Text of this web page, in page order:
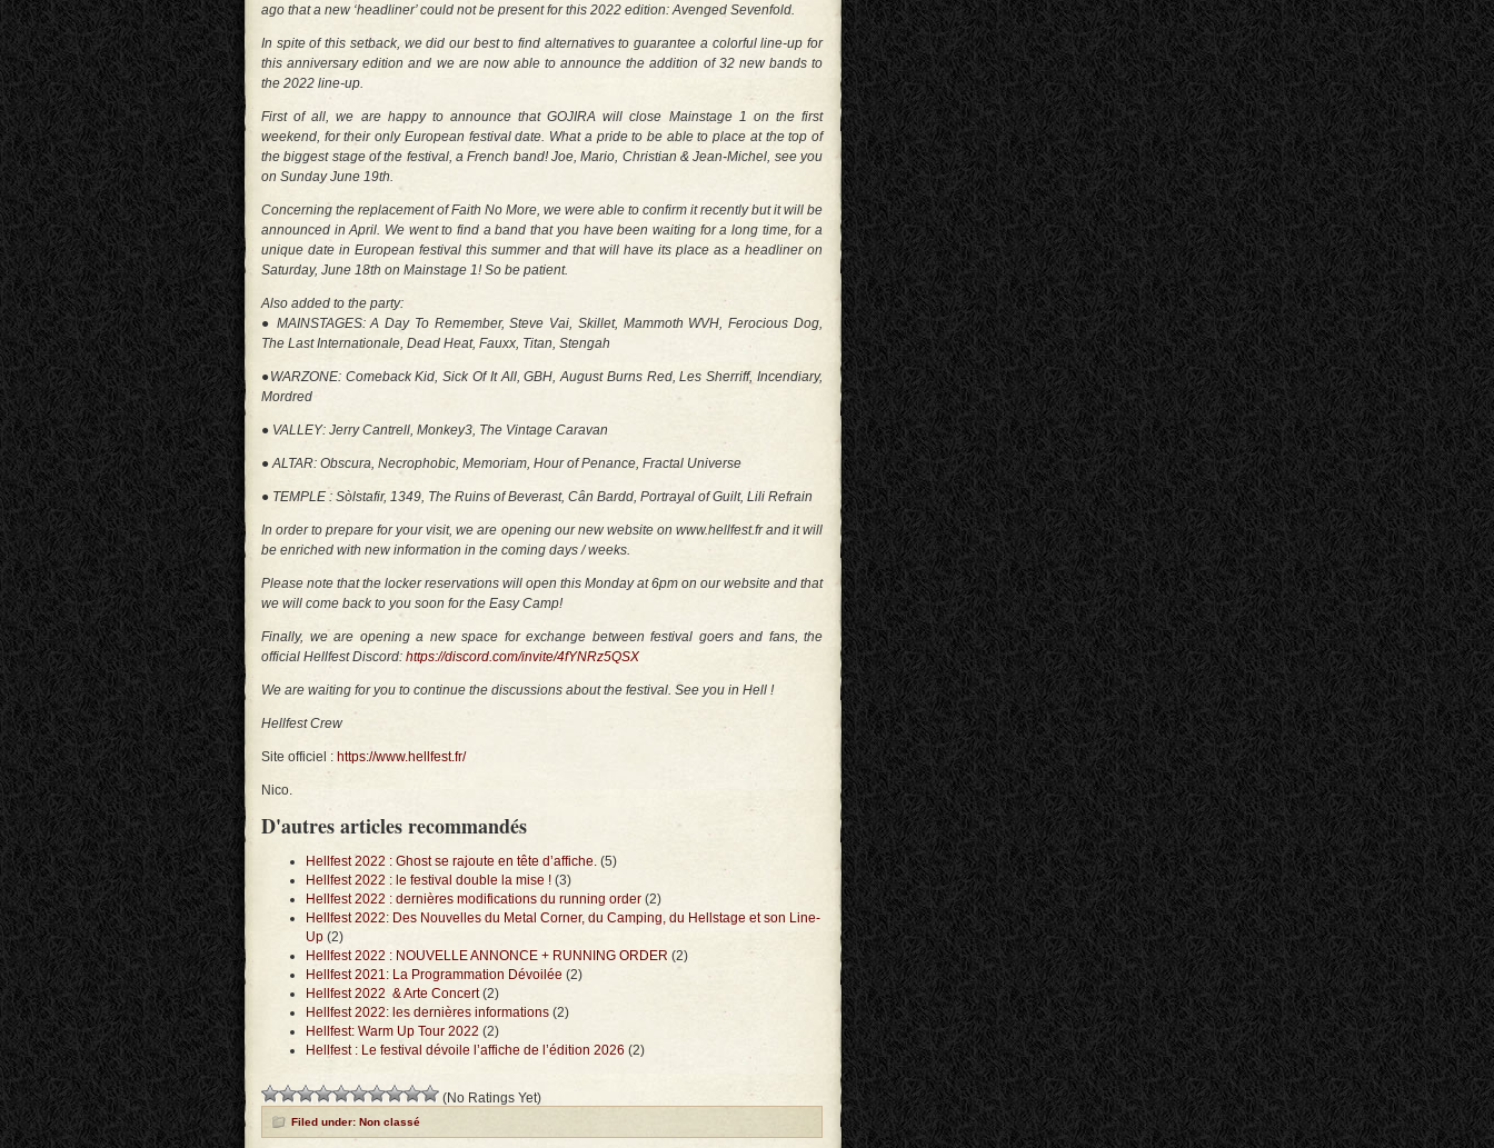
ago that a new ‘headliner’ could not be present for this 2022 edition: Avenged Sevenfold.
In spite of this setback, we did our best to find alternatives to guarantee a colorful line-up for
this anniversary edition and we are now able to announce the addition of 32 new bands to
the 2022 line-up.
First of all, we are happy to announce that GOJIRA will close Mainstage 1 on the first
weekend, for their only European festival date. What a pride to be able to place at the top of
the biggest stage of the festival, a French band! Joe, Mario, Christian & Jean-Michel, see you
on Sunday June 19th.
Concerning the replacement of Faith No More, we were able to confirm it recently but it will be
announced in April. We went to find a band that you have been waiting for a long time, for a
unique date in European festival this summer and that will have its place as a headliner on
Saturday, June 18th on Mainstage 1! So be patient.
Also added to the party:
● MAINSTAGES: A Day To Remember, Steve Vai, Skillet, Mammoth WVH, Ferocious Dog,
The Last Internationale, Dead Heat, Fauxx, Titan, Stengah
●WARZONE: Comeback Kid, Sick Of It All, GBH, August Burns Red, Les Sherriff, Incendiary,
Mordred
● VALLEY: Jerry Cantrell, Monkey3, The Vintage Caravan
● ALTAR: Obscura, Necrophobic, Memoriam, Hour of Penance, Fractal Universe
● TEMPLE : Sòlstafir, 1349, The Ruins of Beverast, Cân Bardd, Portrayal of Guilt, Lili Refrain
In order to prepare for your visit, we are opening our new website on www.hellfest.fr and it will
be enriched with new information in the coming days / weeks.
Please note that the locker reservations will open this Monday at 6pm on our website and that
we will come back to you soon for the Easy Camp!
Finally, we are opening a new space for exchange between festival goers and fans, the
official Hellfest Discord: https://discord.com/invite/4fYNRz5QSX
We are waiting for you to continue the discussions about the festival. See you in Hell !
Hellfest Crew
Site officiel : https://www.hellfest.fr/
Nico.
D'autres articles recommandés
Hellfest 2022 : Ghost se rajoute en tête d’affiche. (5)
Hellfest 2022 : le festival double la mise ! (3)
Hellfest 2022 : dernières modifications du running order (2)
Hellfest 2022: Des Nouvelles du Metal Corner, du Camping, du Hellstage et son Line-
Up (2)
Hellfest 2022 : NOUVELLE ANNONCE + RUNNING ORDER (2)
Hellfest 2021: La Programmation Dévoilée (2)
Hellfest 2022 & Arte Concert(2)
Hellfest 2022: les dernières informations (2)
Hellfest: Warm Up Tour 2022 (2)
Hellfest : Le festival dévoile l’affiche de l’édition 2026 (2)
(No Ratings Yet)
Filed under: Non classé